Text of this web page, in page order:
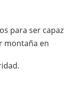
para ser capaz
montaña en